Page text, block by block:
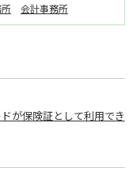
会計事務所
が保険証として利用でき